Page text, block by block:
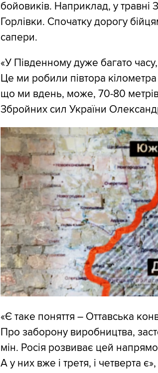
бойовиків. Наприклад, у
Горлівки. Спочатку дорогу
сапери.
«У Південному дуже багато
Це ми робили півтора
що ми вдень, може, 70-80
Збройних сил України
«Є таке поняття – Оттавська
Про заборону виробництва,
мін. Росія розвиває цей
А у них вже і третя, і четверта